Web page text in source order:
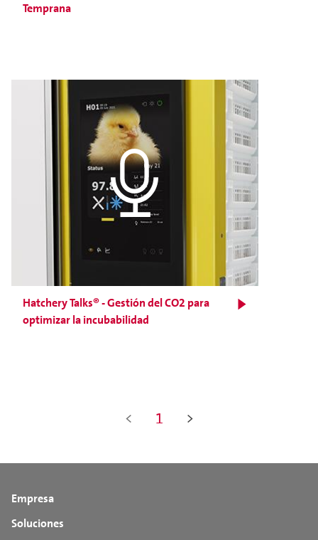
Temprana
Hatchery Talks® - Gestión del CO2 para
optimizar la incubabilidad
< 1 >
Empresa
Soluciones